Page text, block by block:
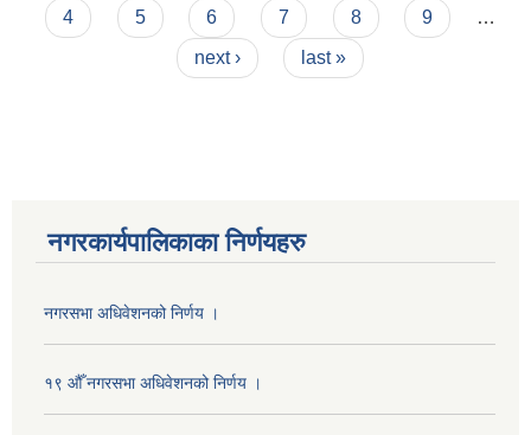
4
5 6 7 8 9
…
next ›
last »
नगरकार्यपालिकाका निर्णयहरु
नगरसभा अधिवेशनको निर्णय ।
१९ औँ नगरसभा अधिवेशनको निर्णय ।